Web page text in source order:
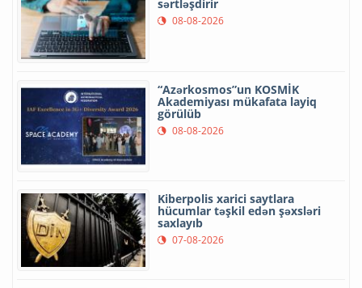
sərtləşdirir
08-08-2026
“Azərkosmos”un KOSMİK
Akademiyası mükafata layiq
görülüb
08-08-2026
Kiberpolis xarici saytlara
hücumlar təşkil edən şəxsləri
saxlayıb
07-08-2026